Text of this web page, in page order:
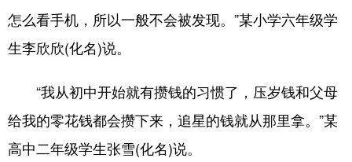
怎么看手机，所以一般不会被发现。”某小学六年级学
生李欣欣(化名)说。
“我从初中开始就有攒钱的习惯了，压岁钱和父母
给我的零花钱都会攒下来，追星的钱就从那里拿。”某
高中二年级学生张雪(化名)说。